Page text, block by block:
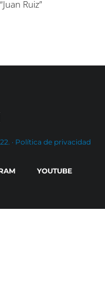
Ruiz”
· Política de privacidad
YOUTUBE